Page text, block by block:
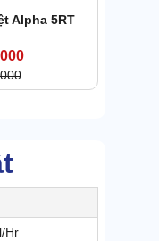
Alpha 5RT
Hr